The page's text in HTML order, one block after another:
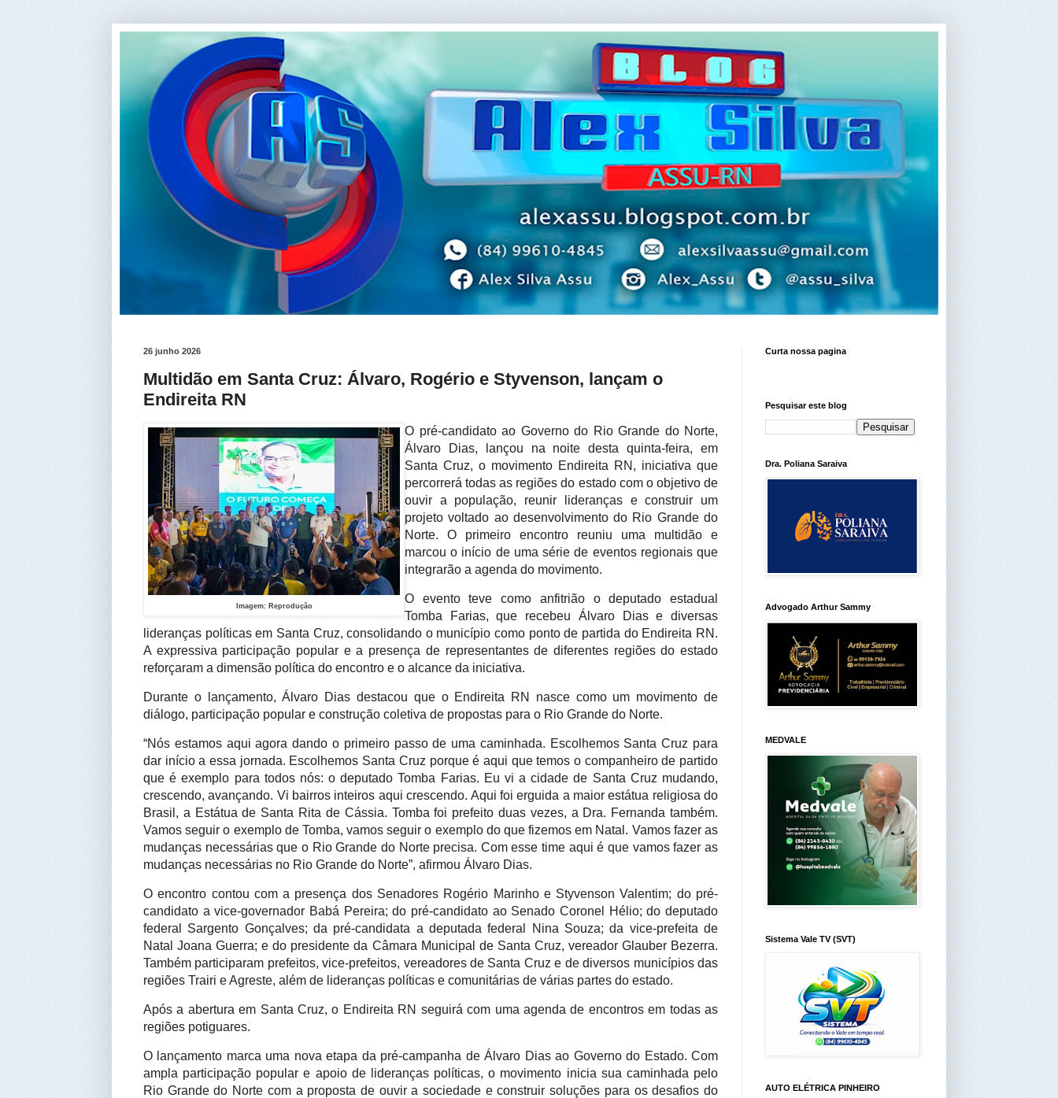
26 junho 2026
Multidão em Santa Cruz: Álvaro, Rogério e Styvenson, lançam o
Endireita RN
Imagem: Reprodução
O pré-candidato ao Governo do Rio Grande do Norte,
Álvaro Dias, lançou na noite desta quinta-feira, em
Santa Cruz, o movimento Endireita RN, iniciativa que
percorrerá todas as regiões do estado com o objetivo de
ouvir a população, reunir lideranças e construir um
projeto voltado ao desenvolvimento do Rio Grande do
Norte. O primeiro encontro reuniu uma multidão e
marcou o início de uma série de eventos regionais que
integrarão a agenda do movimento.
O evento teve como anfitrião o deputado estadual
Tomba Farias, que recebeu Álvaro Dias e diversas
lideranças políticas em Santa Cruz, consolidando o município como ponto de partida do Endireita RN.
A expressiva participação popular e a presença de representantes de diferentes regiões do estado
reforçaram a dimensão política do encontro e o alcance da iniciativa.
Durante o lançamento, Álvaro Dias destacou que o Endireita RN nasce como um movimento de
diálogo, participação popular e construção coletiva de propostas para o Rio Grande do Norte.
“Nós estamos aqui agora dando o primeiro passo de uma caminhada. Escolhemos Santa Cruz para
dar início a essa jornada. Escolhemos Santa Cruz porque é aqui que temos o companheiro de partido
que é exemplo para todos nós: o deputado Tomba Farias. Eu vi a cidade de Santa Cruz mudando,
crescendo, avançando. Vi bairros inteiros aqui crescendo. Aqui foi erguida a maior estátua religiosa do
Brasil, a Estátua de Santa Rita de Cássia. Tomba foi prefeito duas vezes, a Dra. Fernanda também.
Vamos seguir o exemplo de Tomba, vamos seguir o exemplo do que fizemos em Natal. Vamos fazer as
mudanças necessárias que o Rio Grande do Norte precisa. Com esse time aqui é que vamos fazer as
mudanças necessárias no Rio Grande do Norte”, afirmou Álvaro Dias.
O encontro contou com a presença dos Senadores Rogério Marinho e Styvenson Valentim; do pré-
candidato a vice-governador Babá Pereira; do pré-candidato ao Senado Coronel Hélio; do deputado
federal Sargento Gonçalves; da pré-candidata a deputada federal Nina Souza; da vice-prefeita de
Natal Joana Guerra; e do presidente da Câmara Municipal de Santa Cruz, vereador Glauber Bezerra.
Também participaram prefeitos, vice-prefeitos, vereadores de Santa Cruz e de diversos municípios das
regiões Trairi e Agreste, além de lideranças políticas e comunitárias de várias partes do estado.
Após a abertura em Santa Cruz, o Endireita RN seguirá com uma agenda de encontros em todas as
regiões potiguares.
O lançamento marca uma nova etapa da pré-campanha de Álvaro Dias ao Governo do Estado. Com
ampla participação popular e apoio de lideranças políticas, o movimento inicia sua caminhada pelo
Rio Grande do Norte com a proposta de ouvir a sociedade e construir soluções para os desafios do
Curta nossa pagina
Pesquisar este blog
Dra. Poliana Saraiva
Advogado Arthur Sammy
MEDVALE
Sistema Vale TV (SVT)
AUTO ELÉTRICA PINHEIRO